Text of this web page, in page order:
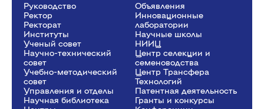
Руководство
Ректор
Рeкторат
Институты
Ученый совет
Научно-технический
совет
Учебно-методический
совет
Управления и отделы
Научная библиотека
Объявления
Инновационные
лаборатории
Научные школы
НИИЦ
Центр селекции и
семеноводства
Центр Трансфера
Технологий
Патентная деятельность
Гранты и конкурсы